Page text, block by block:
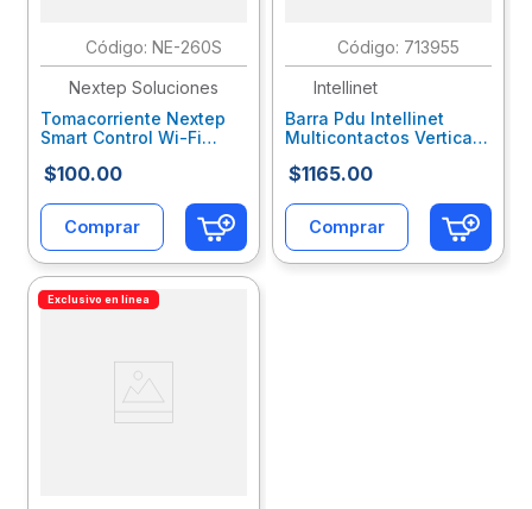
: NE-260S
Nextep Soluciones
Tomacorriente Nextep
Smart Control Wi-Fi
$100.00
Comprar
: 713955
Intellinet
Barra Pdu Intellinet
Multicontactos Vertical
Itcpduab003
$1165.00
Comprar
Exclusivo en línea